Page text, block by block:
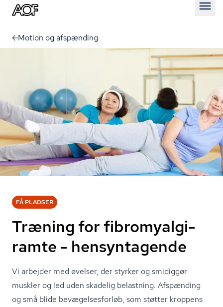
Motion og afspænding
FÅ PLADSER
Træning for fibromyalgi-
ramte - hensyntagende
Vi arbejder med øvelser, der styrker og smidiggør
muskler og led uden skadelig belastning. Afspænding
og små blide be­væ­gel­ses­for­løb, som støtter kroppens